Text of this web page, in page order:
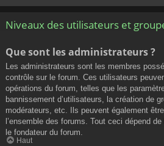
Niveaux des utilisateurs et
Que sont les administrateurs ?
Les administrateurs sont les membres
contrôle sur le forum. Ces utilisateurs
opérations du forum, telles que les
bannissement d’utilisateurs, la création de
modérateurs, etc. Ils peuvent également
l’ensemble des forums. Tout ceci dépend
le fondateur du forum.
Haut